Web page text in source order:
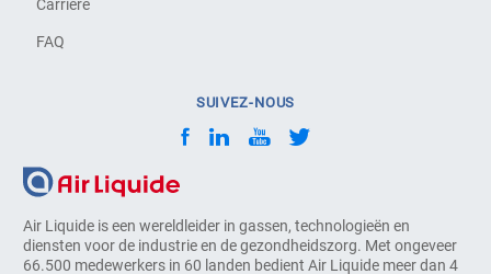
Air Liquide is een wereldleider in gassen, technologieën en
diensten voor de industrie en de gezondheidszorg. Met ongeveer
66.500 medewerkers in 60 landen bedient Air Liquide meer dan 4
Carrière
FAQ
SUIVEZ-NOUS